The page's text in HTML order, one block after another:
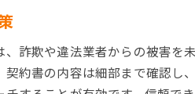
売
法
詐欺や違法業者からの被害を
約書の内容は細部まで確認し